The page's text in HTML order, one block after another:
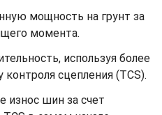
мощность на грунт за
момента.
используя более
сцепления (TCS).
износ шин за счет